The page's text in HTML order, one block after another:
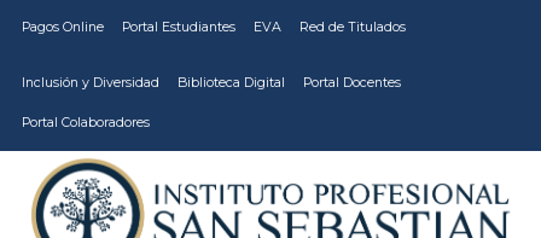
Pagos Online Portal Estudiantes EVA Red de Titulados
Inclusión y Diversidad Biblioteca Digital Portal Docentes
Portal Colaboradores
CARRERAS
VIDA ESTUDIANTIL